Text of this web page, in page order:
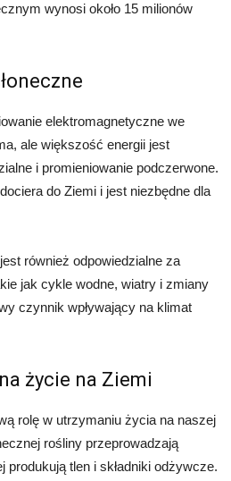
wynosi około 15 milionów
elektromagnetyczne we
ale większość energii jest
i promieniowanie podczerwone.
do Ziemi i jest niezbędne dla
również odpowiedzialne za
jak cykle wodne, wiatry i zmiany
czynnik wpływający na klimat
życie na Ziemi
rolę w utrzymaniu życia na naszej
rośliny przeprowadzają
tlen i składniki odżywcze.